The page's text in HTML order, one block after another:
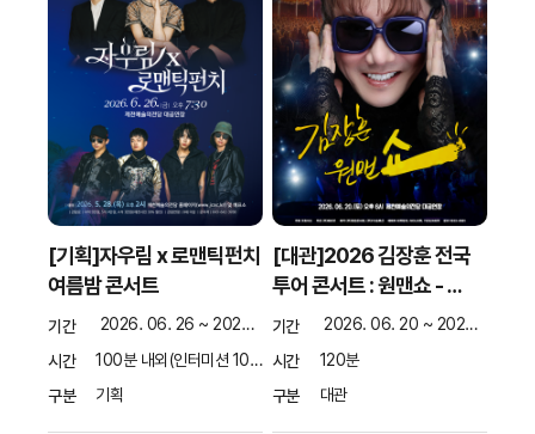
[기획]자우림 x 로맨틱펀치
여름밤 콘서트
기간
2026. 06. 26 ~ 2026. 06. 26
시간
100분 내외(인터미션 10분)
구분
기획
[대관]2026 김장훈 전국
투어 콘서트 : 원맨쇼 - …
기간
2026. 06. 20 ~ 2026. 06. 20
시간
120분
구분
대관